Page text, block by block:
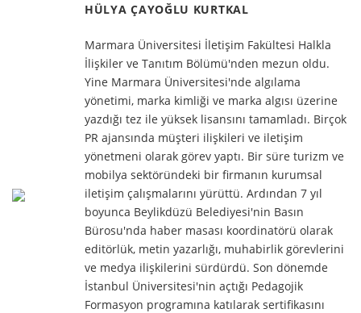
HÜLYA ÇAYOĞLU KURTKAL
Marmara Üniversitesi İletişim Fakültesi Halkla
İlişkiler ve Tanıtım Bölümü'nden mezun oldu.
Yine Marmara Üniversitesi'nde algılama
yönetimi, marka kimliği ve marka algısı üzerine
yazdığı tez ile yüksek lisansını tamamladı. Birçok
PR ajansında müşteri ilişkileri ve iletişim
yönetmeni olarak görev yaptı. Bir süre turizm ve
mobilya sektöründeki bir firmanın kurumsal
iletişim çalışmalarını yürüttü. Ardından 7 yıl
boyunca Beylikdüzü Belediyesi'nin Basın
Bürosu'nda haber masası koordinatörü olarak
editörlük, metin yazarlığı, muhabirlik görevlerini
ve medya ilişkilerini sürdürdü. Son dönemde
İstanbul Üniversitesi'nin açtığı Pedagojik
Formasyon programına katılarak sertifikasını